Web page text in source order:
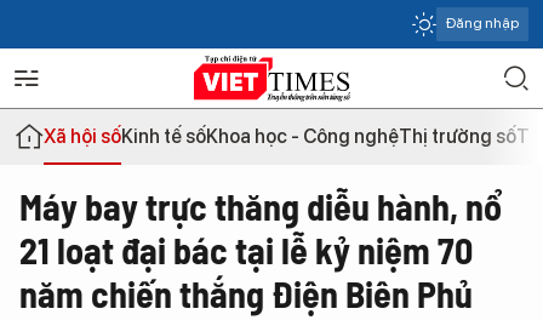
Đăng nhập
Xã hội sốKinh tế sốKhoa học - Công nghệThị trường số
Máy bay trực thăng diễu hành, nổ
21 loạt đại bác tại lễ kỷ niệm 70
năm chiến thắng Điện Biên Phủ